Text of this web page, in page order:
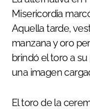
Misericordia
Aquella tarde,
manzana y oro
brindó el toro a
una imagen
El toro de la